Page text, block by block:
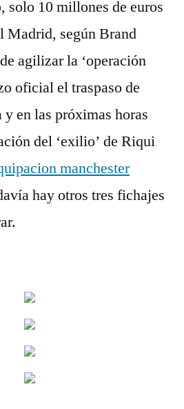
solo 10 millones de euros
Madrid, según Brand
agilizar la ‘operación
oficial el traspaso de
en las próximas horas
del ‘exilio’ de Riqui
manchester
hay otros tres fichajes